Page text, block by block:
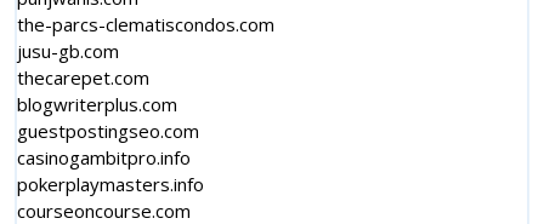
the-parcs-clematiscondos.com
jusu-gb.com
thecarepet.com
blogwriterplus.com
guestpostingseo.com
casinogambitpro.info
pokerplaymasters.info
courseoncourse.com